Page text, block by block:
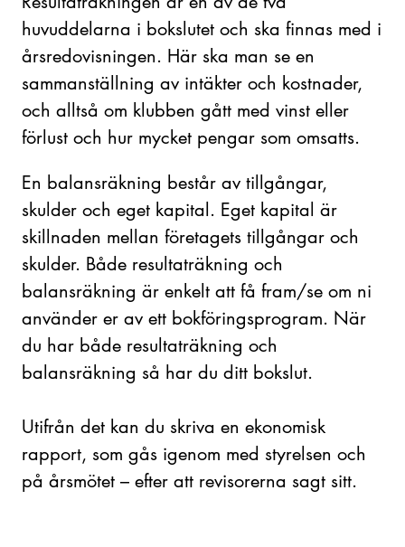
huvuddelarna i bokslutet och ska finnas med i
årsredovisningen. Här ska man se en
sammanställning av intäkter och kostnader,
och alltså om klubben gått med vinst eller
förlust och hur mycket pengar som omsatts.
En balansräkning består av tillgångar,
skulder och eget kapital. Eget kapital är
skillnaden mellan företagets tillgångar och
skulder. Både resultaträkning och
balansräkning är enkelt att få fram/se om ni
använder er av ett bokföringsprogram. När
du har både resultaträkning och
balansräkning så har du ditt bokslut.
Utifrån det kan du skriva en ekonomisk
rapport, som gås igenom med styrelsen och
på årsmötet – efter att revisorerna sagt sitt.